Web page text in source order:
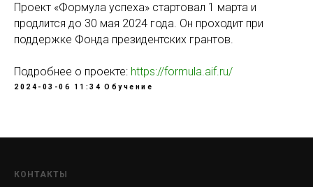
Проект «Формула успеха» стартовал 1 марта и
продлится до 30 мая 2024 года. Он проходит при
поддержке Фонда президентских грантов.
Подробнее о проекте: https://formula.aif.ru/
2024-03-06 11:34 Обучение
КОНТАКТЫ